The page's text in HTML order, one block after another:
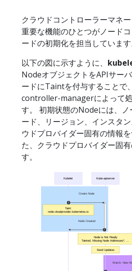
クラウドコントローラーマネ
重要な機能のひとつがノード
ードの初期化を担当しています
以下の図に示すように、
NodeオブジェクトをAPIサー
ードにTaintを付与することで
controller-managerによって
す。 初期状態のNodeには、ノ
ード、リージョン、インスタ
ウドプロバイダー固有の情報
た、クラウドプロバイダー固
す。